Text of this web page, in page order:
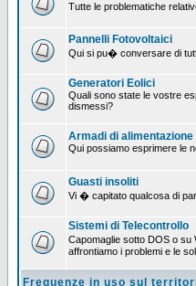
Tutte le problematiche
Pannelli Fotovoltaici
Qui si pu� conversare di
Generatori Eolici
Quali sono state le vostre
dismessi?
Armadi di alimentazione
Qui possiamo esprimere le
Guasti insoliti
Vi � capitato qualcosa di
Sistemi di Telecontrollo
Capomaglie sotto DOS o su
affrontiamo i problemi e le
Frequenze in uso sul